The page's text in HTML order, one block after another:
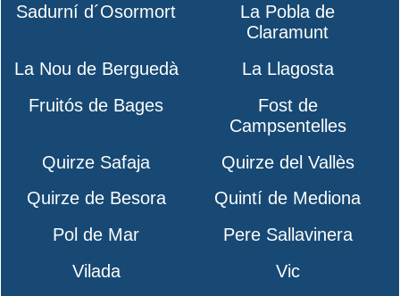
Sadurní d´Osormort
La Pobla de
Claramunt
La Nou de Berguedà
La Llagosta
Fruitós de Bages
Fost de
Campsentelles
Quirze Safaja
Quirze del Vallès
Quirze de Besora
Quintí de Mediona
Pol de Mar
Pere Sallavinera
Vilada
Vic